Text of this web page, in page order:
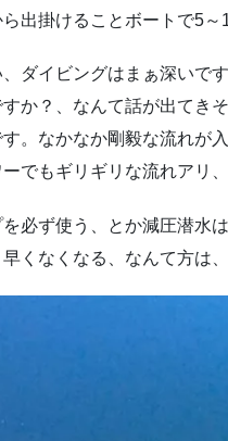
出掛けることボートで5～
ダイビングはまぁ深いで
か？、なんて話が出てき
。なかなか剛毅な流れが
でもギリギリな流れアリ
必ず使う、とか減圧潜水
くなくなる、なんて方は